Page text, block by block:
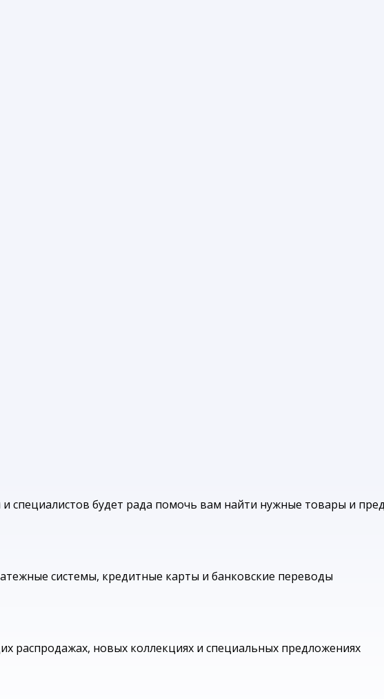
будет рада помочь вам найти нужные товары и
системы, кредитные карты и банковские переводы
распродажах, новых коллекциях и специальных предложениях